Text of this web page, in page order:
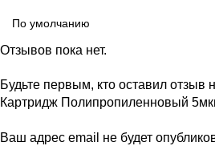
Отзывов пока нет.
Будьте первым, кто оставил отзыв
Картридж Полипропиленновый
Ваш адрес email не будет